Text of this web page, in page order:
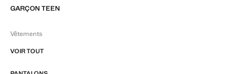
GARÇON TEEN
Vêtements
VOIR TOUT